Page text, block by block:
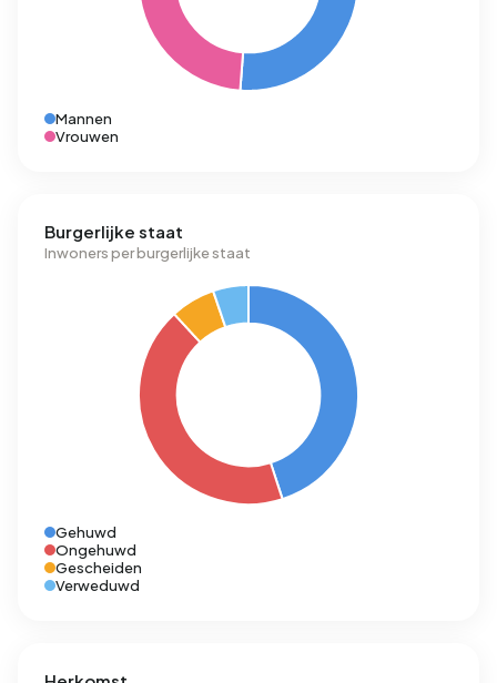
Mannen
Vrouwen
Burgerlijke staat
Inwoners per burgerlijke staat
Gehuwd
Ongehuwd
Gescheiden
Verweduwd